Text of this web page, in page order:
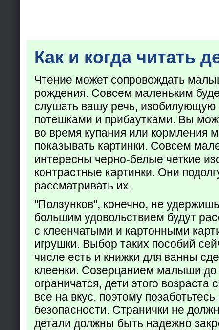
Как и когда читать
Чтение может сопровождать
рождения. Совсем маленьким
слушать вашу речь,
потешками и прибаутками. Вы
во время купания или кормления
показывать картинки. Совсем
интересны черно-белые четкие
контрастные картинки. Они
рассматривать их.
"Ползунков", конечно, не
большим удовольствием будут
с клеенчатыми и картонными
игрушки. Выбор таких пособий
числе есть и книжки для ванны
клеенки. Созерцанием малыши до
ограничатся, дети этого возраста
все на вкус, поэтому позаботьтесь
безопасности. Странички не
детали должны быть надежно